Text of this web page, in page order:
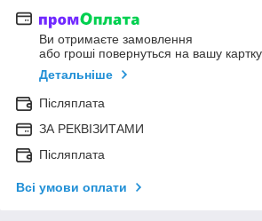
Ви отримаєте замовлення
або гроші повернуться на вашу картку
Детальніше
Післяплата
ЗА РЕКВІЗИТАМИ
Післяплата
Всі умови оплати